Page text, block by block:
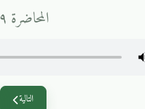
المحاضرة ١٩: ما لكم لا ترجون لله وقارا
التالية